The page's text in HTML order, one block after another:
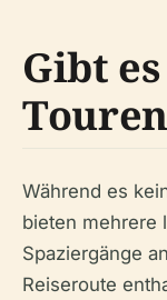
Gibt
Während es
bieten mehrere
Spaziergänge
Reiseroute